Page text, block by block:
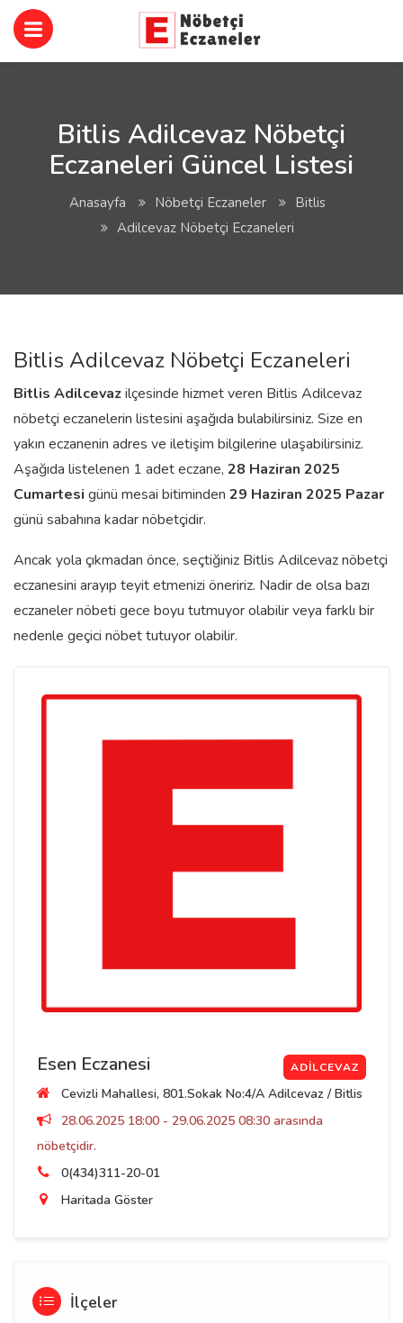
Bitlis Adilcevaz Nöbetçi
Eczaneleri Güncel Listesi
Anasayfa Nöbetçi Eczaneler
Bitlis
Adilcevaz Nöbetçi Eczaneleri
Bitlis Adilcevaz Nöbetçi Eczaneleri
Bitlis Adilcevazilçesinde hizmet veren Bitlis Adilcevaz
nöbetçi eczanelerin listesini aşağıda bulabilirsiniz. Size en
yakın eczanenin adres ve iletişim bilgilerine ulaşabilirsiniz.
Aşağıda listelenen 1 adet eczane, 28 Haziran 2025
Cumartesi günü mesai bitiminden 29 Haziran 2025 Pazar
günü sabahına kadar nöbetçidir.
Ancak yola çıkmadan önce, seçtiğiniz Bitlis Adilcevaz nöbetçi
eczanesini arayıp teyit etmenizi öneririz. Nadir de olsa bazı
eczaneler nöbeti gece boyu tutmuyor olabilir veya farklı bir
nedenle geçici nöbet tutuyor olabilir.
Esen Eczanesi ADILCEVAZ
Cevizli Mahallesi, 801.Sokak No:4/A Adilcevaz / Bitlis
28.06.2025 18:00 - 29.06.2025 08:30 arasında
nöbetçidir.
0(434)311-20-01
Haritada Göster
İlçeler